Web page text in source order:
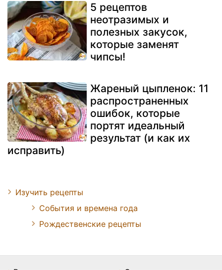
5 рецептов
неотразимых и
полезных закусок,
которые заменят
чипсы!
Жареный цыпленок: 11
распространенных
ошибок, которые
портят идеальный
результат (и как их
исправить)
Изучить рецепты
События и времена года
Рождественские рецепты